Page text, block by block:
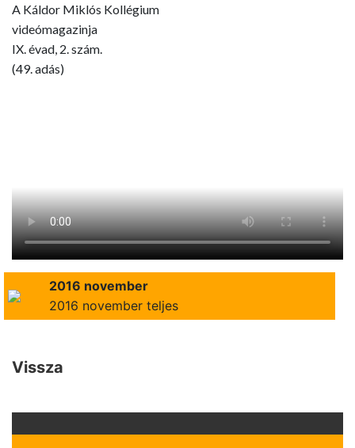
A Káldor Miklós Kollégium
videómagazinja
IX. évad, 2. szám.
(49. adás)
2016 november
2016 november teljes
Vissza